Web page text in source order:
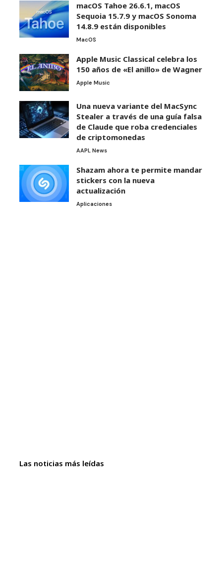
macOS Tahoe 26.6.1, macOS
Sequoia 15.7.9 y macOS Sonoma
14.8.9 están disponibles
MacOS
Apple Music Classical celebra los
150 años de «El anillo» de Wagner
Apple Music
Una nueva variante del MacSync
Stealer a través de una guía falsa
de Claude que roba credenciales
de criptomonedas
AAPL News
Shazam ahora te permite mandar
stickers con la nueva
actualización
Aplicaciones
Las noticias más leídas